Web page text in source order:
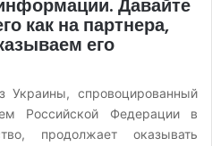
Давайте
как на партнера,
его
Украины, спровоцированный
Российской Федерации в
продолжает оказывать